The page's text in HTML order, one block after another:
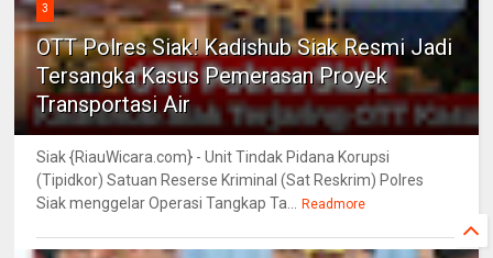
3
OTT Polres Siak! Kadishub Siak Resmi Jadi
Tersangka Kasus Pemerasan Proyek
Transportasi Air
Siak {RiauWicara.com} - Unit Tindak Pidana Korupsi
(Tipidkor) Satuan Reserse Kriminal (Sat Reskrim) Polres
Siak menggelar Operasi Tangkap Ta...
Readmore